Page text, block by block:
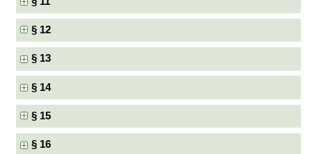
§ 12
§ 13
§ 14
§ 15
§ 16